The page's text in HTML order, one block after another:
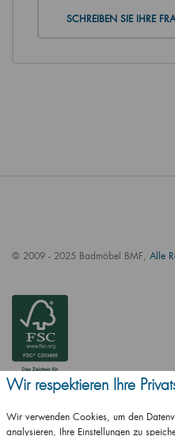
SCHREIBEN SIE IHRE
© 2009 - 2025 Badmöbel BMF, Alle
Wir respektieren Ihre
Wir verwenden Cookies, um den
analysieren, Ihre Einstellungen zu